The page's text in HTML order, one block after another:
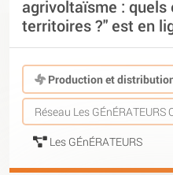
agrivoltaïsme : quels
territoires ?" est en
Production et
Réseau Les GÉnÉRATEURS
Les GÉnÉRATEURS